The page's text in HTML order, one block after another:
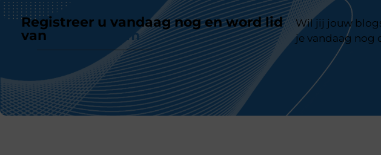
Registreer u vandaag nog en word lid
van
ons platform
Wil jij jouw
je vandaag nog